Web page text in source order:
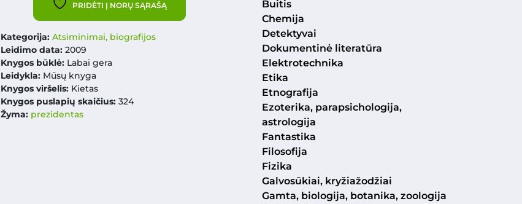
PRIDĖTI Į NORŲ SĄRAŠĄ
Kategorija: Atsiminimai, biografijos
Leidimo data:2009
Knygos būklė: Labai gera
Leidykla:Mūsų knyga
Knygos viršelis: Kietas
Knygos puslapių skaičius: 324
Žyma: prezidentas
Buitis
Chemija
Detektyvai
Dokumentinė literatūra
Elektrotechnika
Etika
Etnografija
Ezoterika, parapsichologija,
astrologija
Fantastika
Filosofija
Fizika
Galvosūkiai, kryžiažodžiai
Gamta, biologija, botanika, zoologija